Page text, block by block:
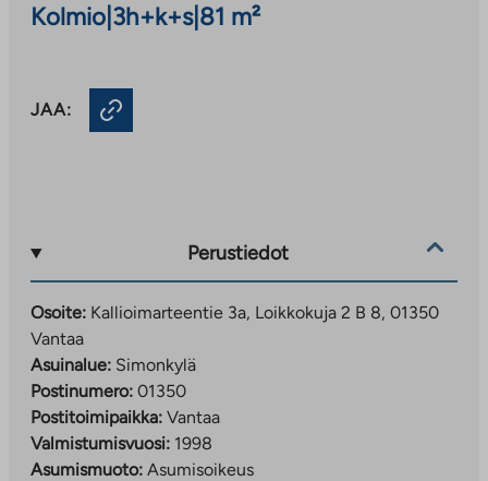
Kolmio 3h+k+s| 81 m²
JAA:
Perustiedot
Osoite: Kallioimarteentie 3a, Loikkokuja 2 B 8, 01350
Vantaa
Asuinalue: Simonkylä
Postinumero: 01350
Postitoimipaikka: Vantaa
Valmistumisvuosi: 1998
Asumismuoto: Asumisoikeus